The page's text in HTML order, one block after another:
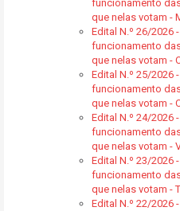
funcionamento
que nelas votam -
Edital N.º 26/2026
funcionamento
que nelas votam -
Edital N.º 25/2026
funcionamento
que nelas votam -
Edital N.º 24/2026
funcionamento
que nelas votam -
Edital N.º 23/2026
funcionamento
que nelas votam -
Edital N.º 22/2026